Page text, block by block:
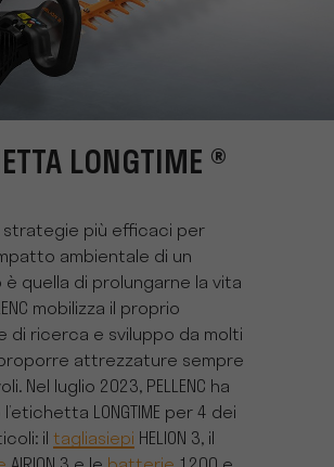
LONGTIME ®
strategie più efficaci per
ambientale di un
quella di prolungarne la vita
mobilizza il proprio
di ricerca e sviluppo da molti
attrezzature sempre
Nel luglio 2023, PELLENC ha
LONGTIME per 4 dei
il tagliasiepi HELION 3, il